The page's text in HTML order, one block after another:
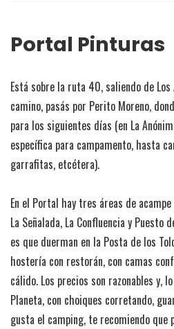
Portal Pinturas
Está sobre la ruta 40, saliendo de
camino, pasás por Perito Moreno,
para los siguientes días (en La
específica para campamento, hasta
garrafitas, etcétera).
En el Portal hay tres áreas de
La Señalada, La Confluencia y Puesto
es que duerman en la Posta de los
hostería con restorán, con camas
cálido. Los precios son razonables y,
Planeta, con choiques corretando,
gusta el camping, te recomiendo que